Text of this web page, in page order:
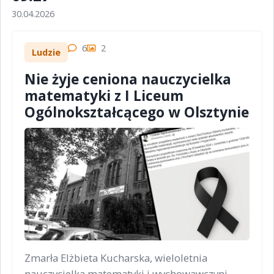
30.04.2026
Ludzie 6 2
Nie żyje ceniona nauczycielka
matematyki z I Liceum
Ogólnokształcącego w Olsztynie
Zmarła Elżbieta Kucharska, wieloletnia